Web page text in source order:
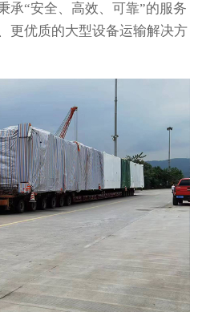
承“安全、高效、可靠”的服务
更优质的大型设备运输解决方